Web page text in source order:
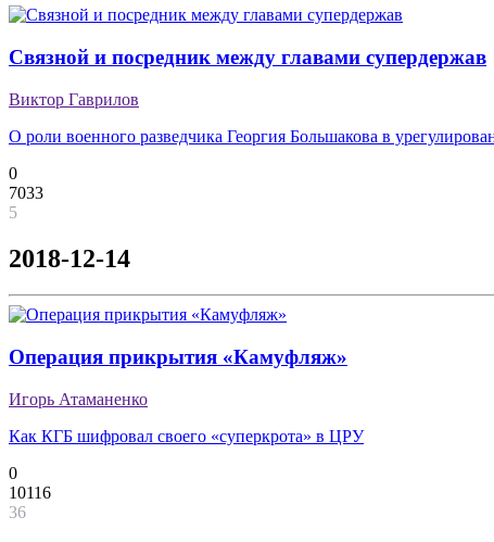
Связной и посредник между главами супердержав
Виктор Гаврилов
О роли военного разведчика Георгия Большакова в
0
7033
5
2018-12-14
Операция прикрытия «Камуфляж»
Игорь Атаманенко
Как КГБ шифровал своего «суперкрота» в ЦРУ
0
10116
36